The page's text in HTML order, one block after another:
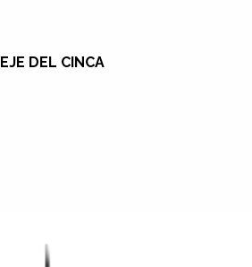
EJE DEL CINCA